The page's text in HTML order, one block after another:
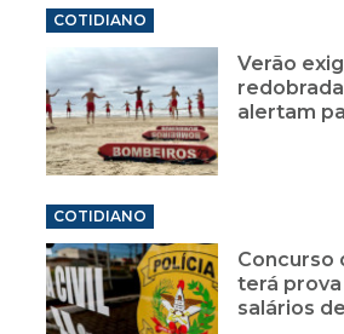
COTIDIANO
Verão
alertam
COTIDIANO
Concurso
terá
salários